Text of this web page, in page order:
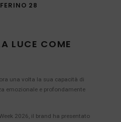
28
LUCE COME
una volta la sua capacità di
emozionale e profondamente
2026, il brand ha presentato